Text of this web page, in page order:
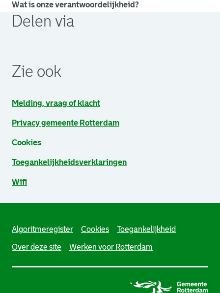
Wat is onze verantwoordelijkheid?
Delen via
Zie ook
Melding, vraag of klacht
Privacy gemeente Rotterdam
Cookies
Toegankelijkheidsverklaringen
Wifi
Algoritmeregister Cookies Toegankelijkheid
Over deze site Werken voor Rotterdam